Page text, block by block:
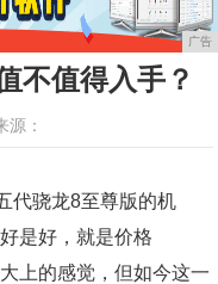
广告
不值得入手？
源：
代骁龙8至尊版的机
是好，就是价格
上的感觉，但如今这一